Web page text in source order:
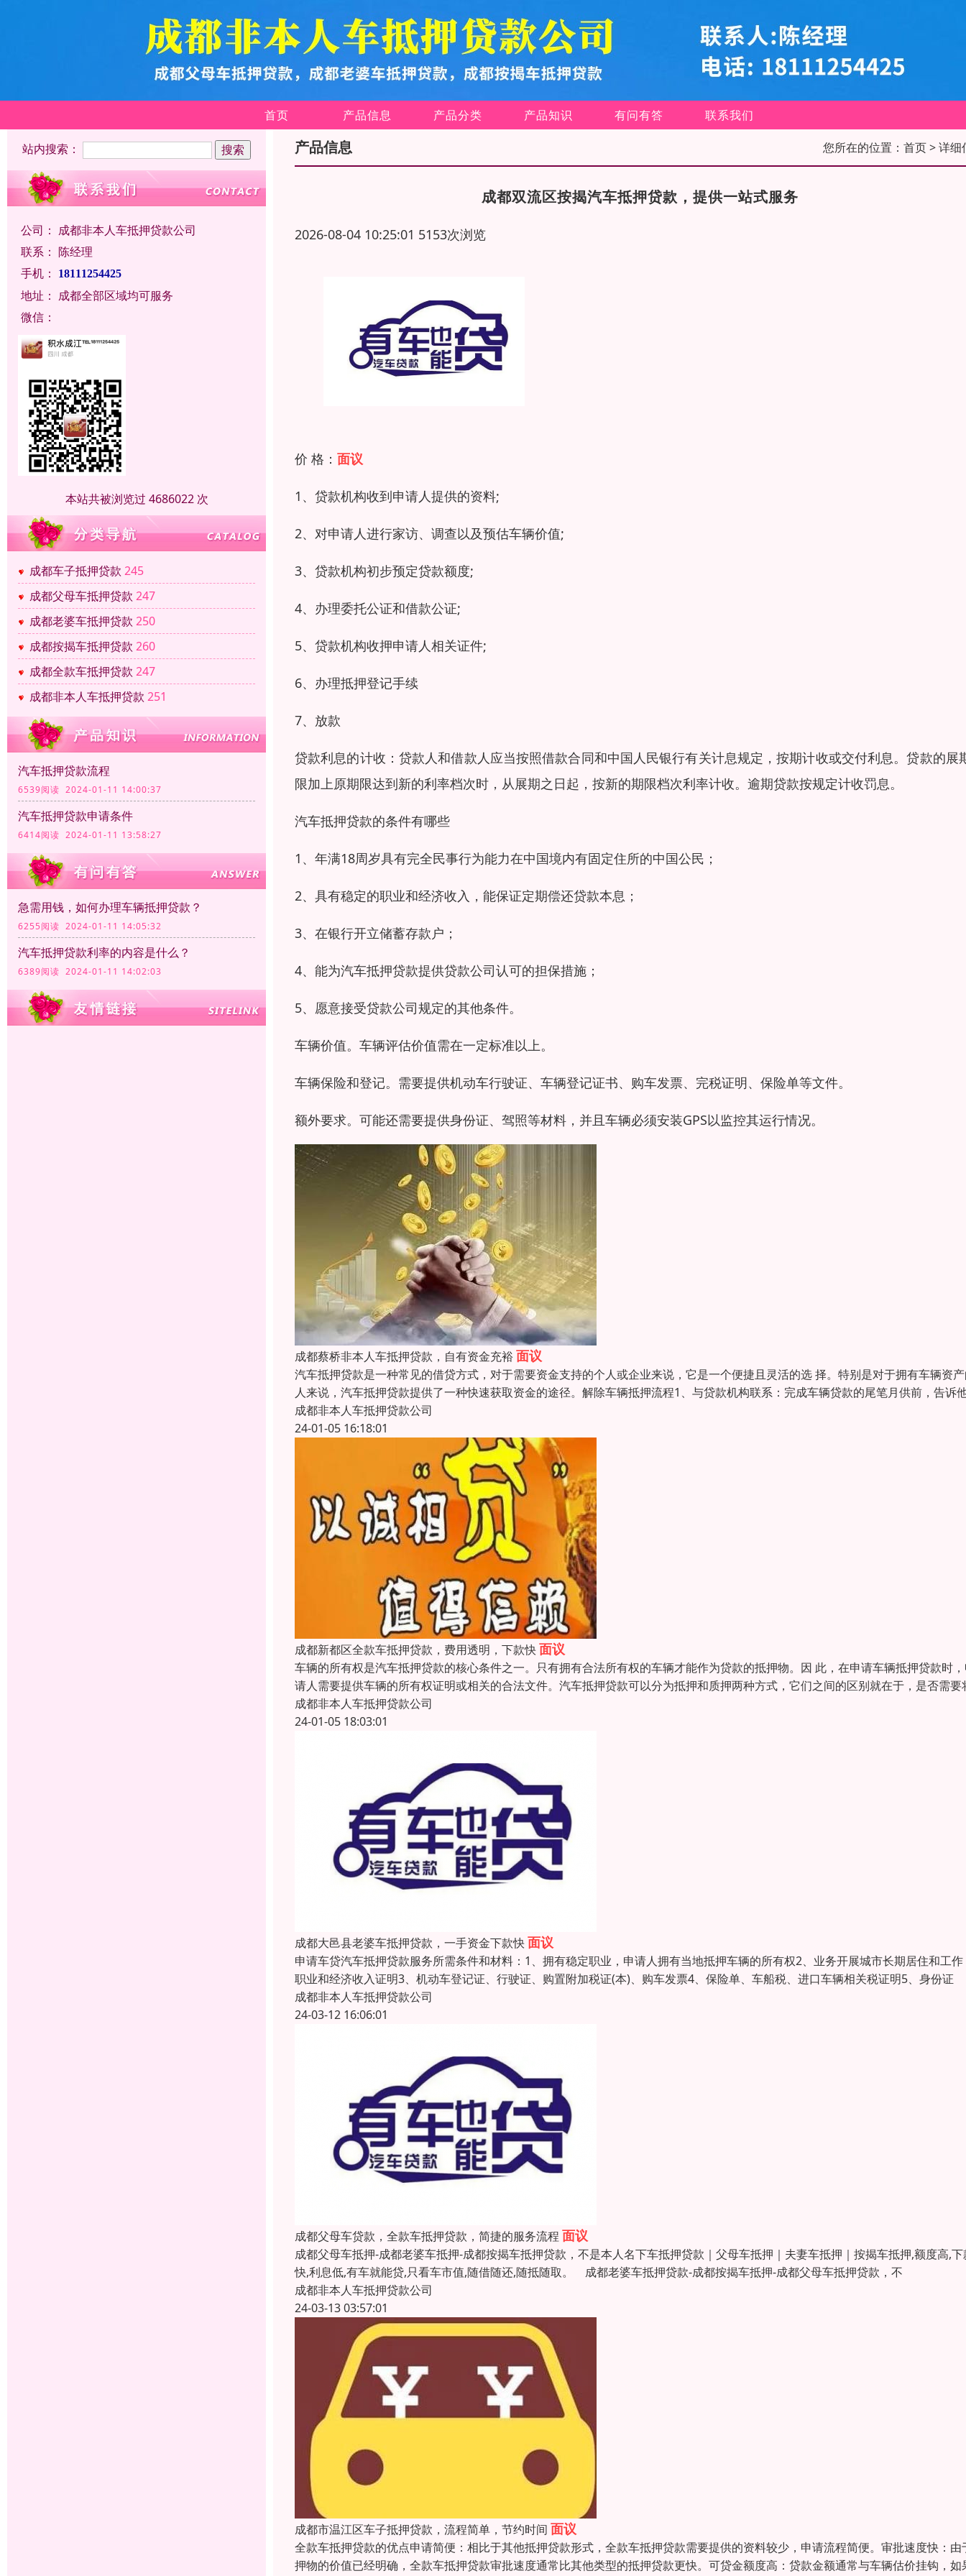
首页 产品信息 产品分类 产品知识 有问有答 联系我们
站内搜索：
公司： 成都非本人车抵押贷款公司
联系： 陈经理
手机：
18111254425
地址： 成都全部区域均可服务
微信：
本站共被浏览过 4686022 次
成都车子抵押贷款 245
成都父母车抵押贷款 247
成都老婆车抵押贷款 250
成都按揭车抵押贷款 260
成都全款车抵押贷款 247
成都非本人车抵押贷款 251
汽车抵押贷款流程
6539阅读 2024-01-11 14:00:37
汽车抵押贷款申请条件
6414阅读 2024-01-11 13:58:27
急需用钱，如何办理车辆抵押贷款？
6255阅读 2024-01-11 14:05:32
汽车抵押贷款利率的内容是什么？
6389阅读 2024-01-11 14:02:03
产品信息 您所在的位置： 首页> 详细
成都双流区按揭汽车抵押贷款，提供一站式服务
2026-08-04 10:25:01 5153次浏览
价 格： 面议
1、贷款机构收到申请人提供的资料;
2、对申请人进行家访、调查以及预估车辆价值;
3、贷款机构初步预定贷款额度;
4、办理委托公证和借款公证;
5、贷款机构收押申请人相关证件;
6、办理抵押登记手续
7、放款
贷款利息的计收：贷款人和借款人应当按照借款合同和中国人民银行有关计息规定，按期计收或交付利息。贷款的展
限加上原期限达到新的利率档次时，从展期之日起，按新的期限档次利率计收。逾期贷款按规定计收罚息。
汽车抵押贷款的条件有哪些
1、年满18周岁具有完全民事行为能力在中国境内有固定住所的中国公民；
2、具有稳定的职业和经济收入，能保证定期偿还贷款本息；
3、在银行开立储蓄存款户；
4、能为汽车抵押贷款提供贷款公司认可的担保措施；
5、愿意接受贷款公司规定的其他条件。
车辆价值。车辆评估价值需在一定标准以上。
车辆保险和登记。需要提供机动车行驶证、车辆登记证书、购车发票、完税证明、保险单等文件。
额外要求。可能还需要提供身份证、驾照等材料，并且车辆必须安装GPS以监控其运行情况。
成都蔡桥非本人车抵押贷款，自有资金充裕面议
汽车抵押贷款是一种常见的借贷方式，对于需要资金支持的个人或企业来说，它是一个便捷且灵活的选 择。特别是对于拥有车辆资
人来说，汽车抵押贷款提供了一种快速获取资金的途径。解除车辆抵押流程1、与贷款机构联系：完成车辆贷款的尾笔月供前，告诉
成都非本人车抵押贷款公司
24-01-05 16:18:01
成都新都区全款车抵押贷款，费用透明，下款快面议
车辆的所有权是汽车抵押贷款的核心条件之一。只有拥有合法所有权的车辆才能作为贷款的抵押物。因 此，在申请车辆抵押贷款时
请人需要提供车辆的所有权证明或相关的合法文件。汽车抵押贷款可以分为抵押和质押两种方式，它们之间的区别就在于，是否需要
成都非本人车抵押贷款公司
24-01-05 18:03:01
成都大邑县老婆车抵押贷款，一手资金下款快面议
申请车贷汽车抵押贷款服务所需条件和材料：1、拥有稳定职业，申请人拥有当地抵押车辆的所有权2、业务开展城市长期居住和工作
职业和经济收入证明3、机动车登记证、行驶证、购置附加税证(本)、购车发票4、保险单、车船税、进口车辆相关税证明5、身份证
成都非本人车抵押贷款公司
24-03-12 16:06:01
成都父母车贷款，全款车抵押贷款，简捷的服务流程 面议
成都父母车抵押-成都老婆车抵押-成都按揭车抵押贷款，不是本人名下车抵押贷款｜父母车抵押｜夫妻车抵押｜按揭车抵押,额度高,下
快,利息低,有车就能贷,只看车市值,随借随还,随抵随取。 成都老婆车抵押贷款-成都按揭车抵押-成都父母车抵押贷款，不
成都非本人车抵押贷款公司
24-03-13 03:57:01
成都市温江区车子抵押贷款，流程简单，节约时间 面议
全款车抵押贷款的优点申请简便：相比于其他抵押贷款形式，全款车抵押贷款需要提供的资料较少，申请流程简便。审批速度快：由
押物的价值已经明确，全款车抵押贷款审批速度通常比其他类型的抵押贷款更快。可贷金额度高：贷款金额通常与车辆估价挂钩，如